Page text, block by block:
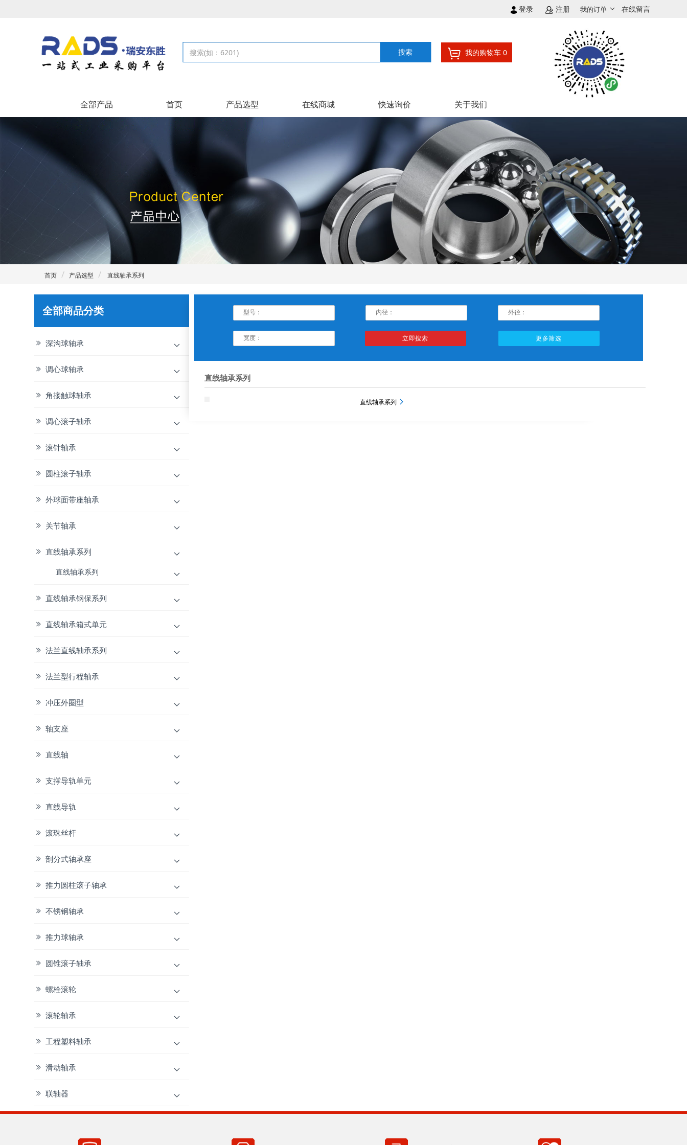
登录 注册 我的订单 在线留言
我的购物车 0
搜索
全部产品 首页 产品选型 在线商城 快速询价 关于我们
首页 产品选型 直线轴承系列
全部商品分类
深沟球轴承
调心球轴承
角接触球轴承
调心滚子轴承
滚针轴承
圆柱滚子轴承
外球面带座轴承
关节轴承
直线轴承系列
直线轴承系列
直线轴承钢保系列
直线轴承箱式单元
法兰直线轴承系列
法兰型行程轴承
冲压外圈型
轴支座
直线轴
支撑导轨单元
直线导轨
滚珠丝杆
剖分式轴承座
推力圆柱滚子轴承
不锈钢轴承
推力球轴承
圆锥滚子轴承
螺栓滚轮
滚轮轴承
工程塑料轴承
滑动轴承
联轴器
直线轴承系列
直线轴承系列